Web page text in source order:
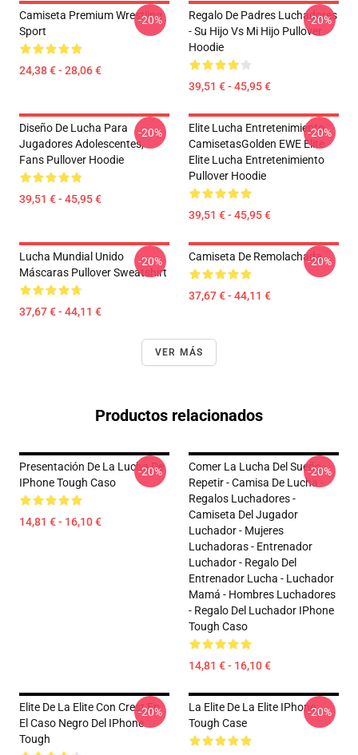
Camiseta Premium Wrestling
Sport
24,38 € - 28,06 €
-20%
Regalo De Padres Luchadores
- Su Hijo Vs Mi Hijo Pullover
Hoodie
39,51 € - 45,95 €
-20%
Diseño De Lucha Para
Jugadores Adolescentes,
Fans Pullover Hoodie
39,51 € - 45,95 €
-20%
Elite Lucha Entretenimiento
CamisetasGolden EWE Elite
Elite Lucha Entretenimiento
Pullover Hoodie
39,51 € - 45,95 €
-20%
Lucha Mundial Unido
Máscaras Pullover Sweatshirt
37,67 € - 44,11 €
-20% Camiseta De Remolachada
37,67 € - 44,11 €
-20%
VER MÁS
Productos relacionados
Presentación De La Lucha De
IPhone Tough Caso
14,81 € - 16,10 €
-20%
Comer La Lucha Del Sueño
Repetir - Camisa De Lucha -
Regalos Luchadores -
Camiseta Del Jugador
Luchador - Mujeres
Luchadoras - Entrenador
Luchador - Regalo Del
Entrenador Lucha - Luchador
Mamá - Hombres Luchadores
- Regalo Del Luchador IPhone
Tough Caso
14,81 € - 16,10 €
-20%
Elite De La Elite Con Crest En
El Caso Negro Del IPhone
Tough
-20%
La Elite De La Elite IPhone
Tough Case
-20%